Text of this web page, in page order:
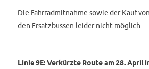
Die Fahrradmitnahme sowie der Kauf
den Ersatzbussen leider nicht möglich.
Linie 9E: Verkürzte Route am 28. April